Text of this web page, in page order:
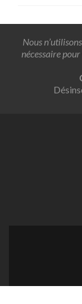
Nous
nécessaire